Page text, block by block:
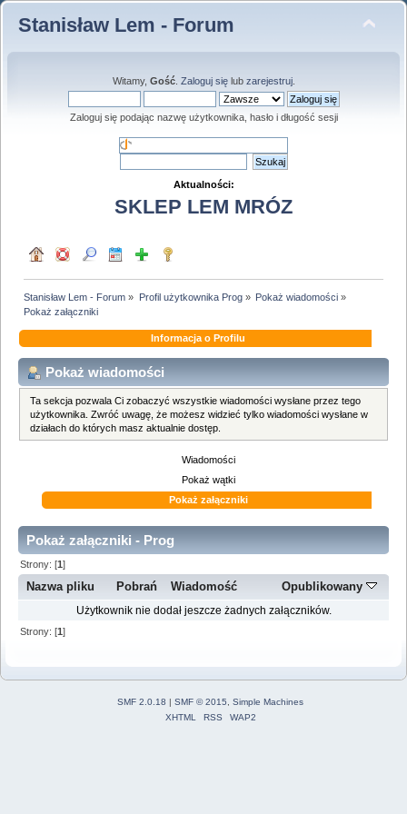
Stanisław Lem - Forum
Witamy, Gość. Zaloguj sięlub zarejestruj.
Zaloguj się podając nazwę użytkownika, hasło i długość sesji
Aktualności:
SKLEP LEM MRÓZ
Stanisław Lem - Forum » Profil użytkownika Prog» Pokaż wiadomości»
Pokaż załączniki
Informacja o Profilu
Pokaż wiadomości
Ta sekcja pozwala Ci zobaczyć wszystkie wiadomości wysłane przez tego
użytkownika. Zwróć uwagę, że możesz widzieć tylko wiadomości wysłane w
działach do których masz aktualnie dostęp.
Wiadomości
Pokaż wątki
Pokaż załączniki
Pokaż załączniki - Prog
Strony: [1]
Nazwa pliku Pobrań Wiadomość Opublikowany
Użytkownik nie dodał jeszcze żadnych załączników.
Strony: [1]
SMF 2.0.18 | SMF © 2015
Simple Machines
XHTML
RSS WAP2